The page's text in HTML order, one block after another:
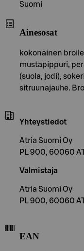
Suomi
Ainesosat
kokonainen
mustapippuri,
(suola, jodi),
sitruunajauhe.
Yhteystiedot
Atria Suomi Oy
PL 900, 60060
Valmistaja
Atria Suomi Oy
PL 900, 60060
EAN